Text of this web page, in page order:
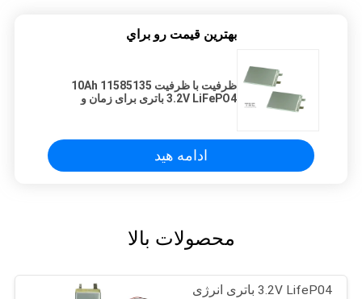
بهترين قيمت رو براي
ظرفیت با ظرفیت 11585135 10Ah
3.2V LiFePO4 باتری برای زمان و
ادامه هید
محصولات بالا
3.2V LifeP04 باتری انرژی